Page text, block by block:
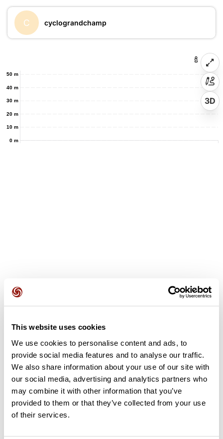
This website uses cookies
We use cookies to personalise content and ads, to
provide social media features and to analyse our traffic.
We also share information about your use of our site with
our social media, advertising and analytics partners who
may combine it with other information that you’ve
provided to them or that they’ve collected from your use
of their services.
C cyclograndchamp
0 m
10 m
20 m
30 m
40 m
50 m
3D
Ajouter un avis
Découvrez ce parcours de vélo de 50,4 km à proximité de